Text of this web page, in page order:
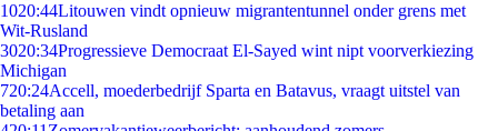
1020:44Litouwen vindt opnieuw migrantentunnel onder grens met
Wit-Rusland
3020:34Progressieve Democraat El-Sayed wint nipt voorverkiezing
Michigan
720:24Accell, moederbedrijf Sparta en Batavus, vraagt uitstel van
betaling aan